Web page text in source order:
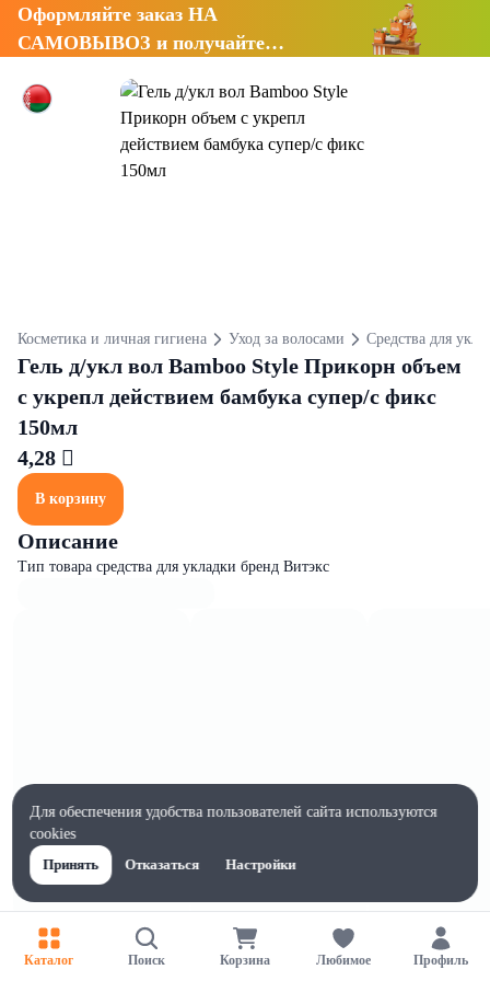
Оформляйте заказ НА
САМОВЫВОЗ и получайте
Косметика и личная гигиена Уход за волосами Средства для
Гель д/укл вол Bamboo Style Прикорн объем
с укрепл действием бамбука супер/с фикс
150мл
4,28 
В корзину
Описание
Тип товара средства для укладки бренд Витэкс
Характеристики
Ширина, мм
Каталог Поиск Корзина Любимое Профиль
Для обеспечения удобства пользователей сайта используются
cookies
Принять
Отказаться Настройки